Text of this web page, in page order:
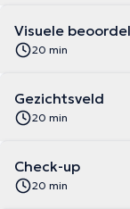
Visuele
20 min
Gezichtsveld
20 min
Check-up
20 min